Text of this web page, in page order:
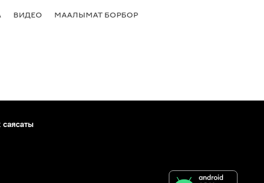
ВИДЕО МААЛЫМАТ БОРБОР